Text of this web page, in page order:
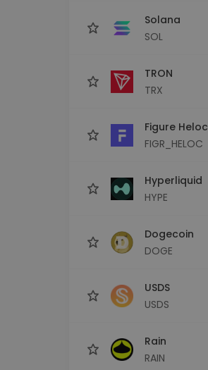
Solana
SOL
TRON
TRX
Figure Heloc
FIGR_HELOC
Hyperliquid
HYPE
Dogecoin
DOGE
USDS
USDS
Rain
RAIN